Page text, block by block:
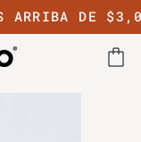
ARRIBA DE